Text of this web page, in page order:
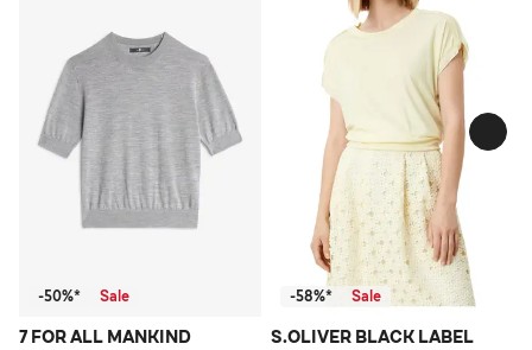
-50%* Sale
7 FOR ALL MANKIND
-58%* Sale
S.OLIVER BLACK LABEL